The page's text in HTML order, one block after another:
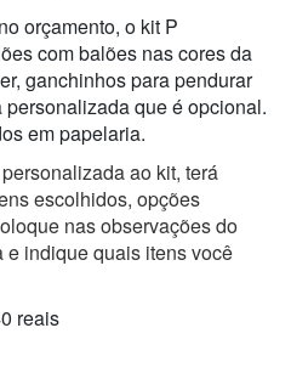
orçamento, o kit P
com balões nas cores da
ganchinhos para pendurar
que é opcional.
em papelaria.
ao kit, terá
escolhidos, opções
nas observações do
e indique quais itens você
reais